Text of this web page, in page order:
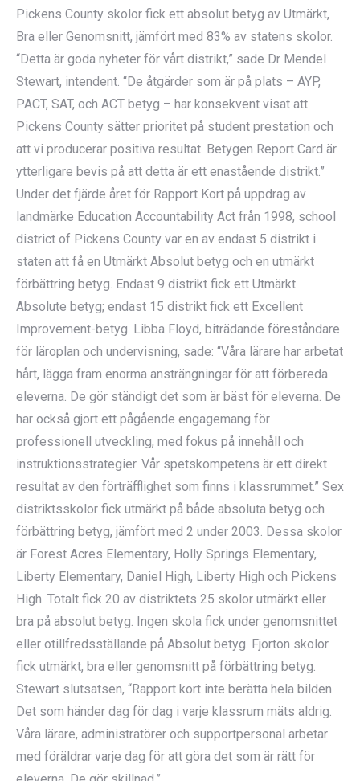
Pickens County skolor fick ett absolut betyg av Utmärkt,
Bra eller Genomsnitt, jämfört med 83% av statens skolor.
“Detta är goda nyheter för vårt distrikt,” sade Dr Mendel
Stewart, intendent. “De åtgärder som är på plats – AYP,
PACT, SAT, och ACT betyg – har konsekvent visat att
Pickens County sätter prioritet på student prestation och
att vi producerar positiva resultat. Betygen Report Card är
ytterligare bevis på att detta är ett enastående distrikt.”
Under det fjärde året för Rapport Kort på uppdrag av
landmärke Education Accountability Act från 1998, school
district of Pickens County var en av endast 5 distrikt i
staten att få en Utmärkt Absolut betyg och en utmärkt
förbättring betyg. Endast 9 distrikt fick ett Utmärkt
Absolute betyg; endast 15 distrikt fick ett Excellent
Improvement-betyg. Libba Floyd, biträdande föreståndare
för läroplan och undervisning, sade: “Våra lärare har arbetat
hårt, lägga fram enorma ansträngningar för att förbereda
eleverna. De gör ständigt det som är bäst för eleverna. De
har också gjort ett pågående engagemang för
professionell utveckling, med fokus på innehåll och
instruktionsstrategier. Vår spetskompetens är ett direkt
resultat av den förträfflighet som finns i klassrummet.” Sex
distriktsskolor fick utmärkt på både absoluta betyg och
förbättring betyg, jämfört med 2 under 2003. Dessa skolor
är Forest Acres Elementary, Holly Springs Elementary,
Liberty Elementary, Daniel High, Liberty High och Pickens
High. Totalt fick 20 av distriktets 25 skolor utmärkt eller
bra på absolut betyg. Ingen skola fick under genomsnittet
eller otillfredsställande på Absolut betyg. Fjorton skolor
fick utmärkt, bra eller genomsnitt på förbättring betyg.
Stewart slutsatsen, “Rapport kort inte berätta hela bilden.
Det som händer dag för dag i varje klassrum mäts aldrig.
Våra lärare, administratörer och supportpersonal arbetar
med föräldrar varje dag för att göra det som är rätt för